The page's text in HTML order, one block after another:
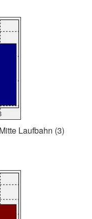
Laufbahn (3)